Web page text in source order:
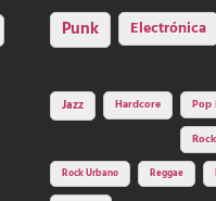
Punk Electrónica
Jazz Hardcore Pop
Rock Urbano Reggae